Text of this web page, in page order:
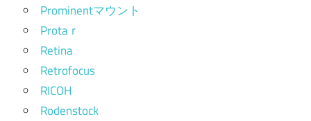
Prominentマウント
Protaｒ
Retina
Retrofocus
RICOH
Rodenstock